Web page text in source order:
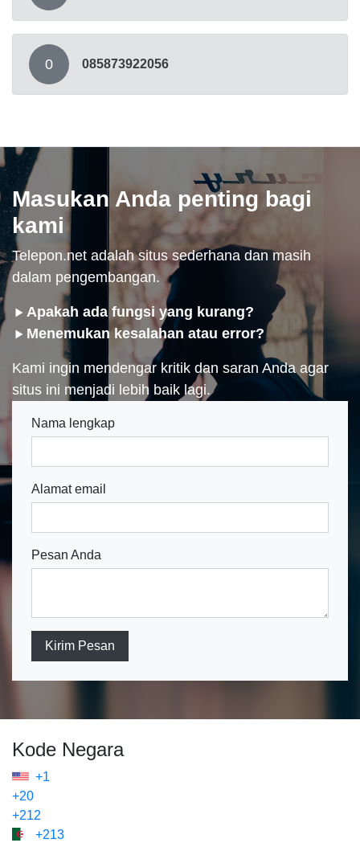
0 085873922056
Masukan Anda penting bagi
kami
Telepon.net adalah situs sederhana dan masih
dalam pengembangan.
Apakah ada fungsi yang kurang?
Menemukan kesalahan atau error?
Kami ingin mendengar kritik dan saran Anda agar
situs ini menjadi lebih baik lagi.
Nama lengkap
Alamat email
Pesan Anda
Kirim Pesan
Kode Negara
+1
+20
+212
+213